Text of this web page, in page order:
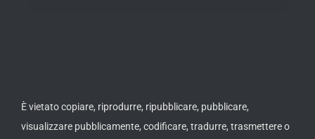
È vietato copiare, riprodurre, ripubblicare, pubblicare,
visualizzare pubblicamente, codificare, tradurre, trasmettere o